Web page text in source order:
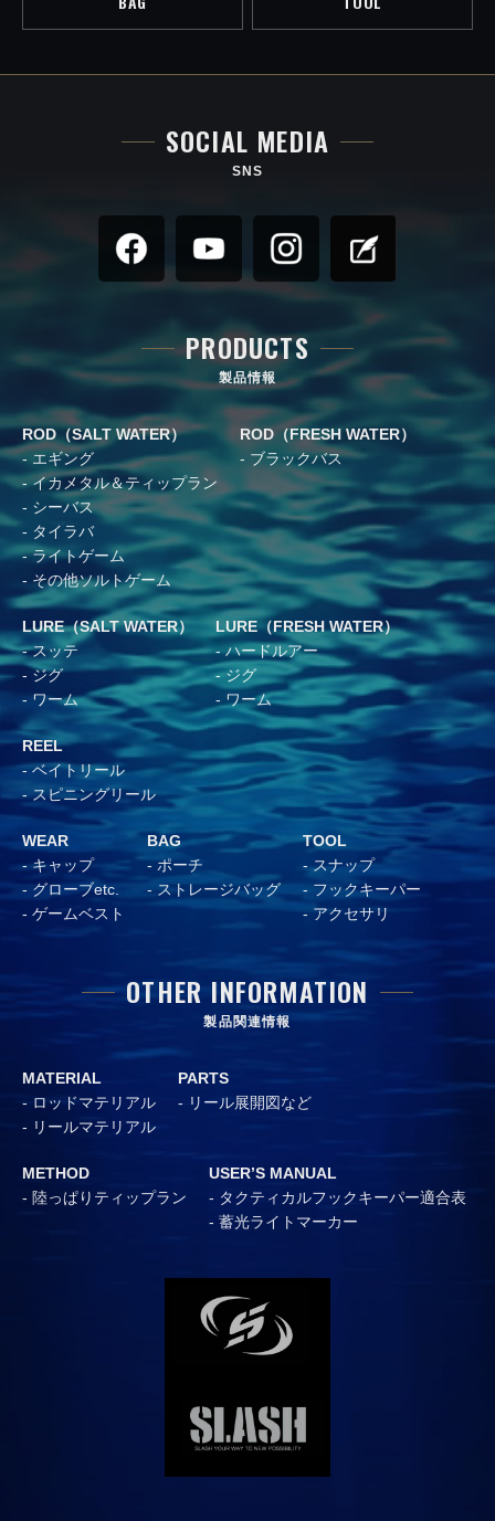
SOCIAL MEDIA
SNS
PRODUCTS
製品情報
ROD（SALT WATER）
エギング
イカメタル＆ティップラン
シーバス
タイラバ
ライトゲーム
その他ソルトゲーム
ROD（FRESH WATER）
ブラックバス
LURE（SALT WATER）
スッテ
ジグ
ワーム
LURE（FRESH WATER）
ハードルアー
ジグ
ワーム
REEL
ベイトリール
スピニングリール
WEAR
キャップ
グローブetc.
ゲームベスト
BAG
ポーチ
ストレージバッグ
TOOL
スナップ
フックキーパー
アクセサリ
OTHER INFORMATION
製品関連情報
MATERIAL
ロッドマテリアル
リールマテリアル
PARTS
リール展開図など
METHOD
陸っぱりティップラン
USER’S MANUAL
タクティカルフックキーパー適合表
蓄光ライトマーカー